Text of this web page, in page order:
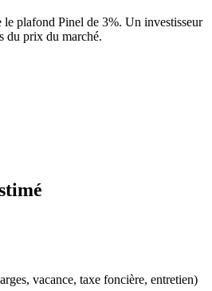
le plafond Pinel de 3%. Un investisseur
du prix du marché.
vacance, taxe foncière, entretien)